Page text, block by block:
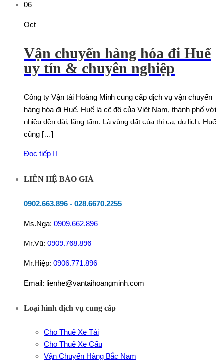
06
Oct
Vận chuyển hàng hóa đi Huế
uy tín & chuyên nghiệp
Công ty Vận tải Hoàng Minh cung cấp dịch vụ vận chuyển
hàng hóa đi Huế. Huế là cố đô của Việt Nam, thành phố với
nhiều đền đài, lăng tẩm. Là vùng đất của thi ca, du lịch. Huế
cũng […]
Đọc tiếp
LIÊN HỆ BÁO GIÁ
0902.663.896 - 028.6670.2255
Ms.Nga: 0909.662.896
Mr.Vũ: 0909.768.896
Mr.Hiệp: 0906.771.896
Email: lienhe@vantaihoangminh.com
Loại hình dịch vụ cung cấp
Cho Thuê Xe Tải
Cho Thuê Xe Cẩu
Vận Chuyển Hàng Bắc Nam